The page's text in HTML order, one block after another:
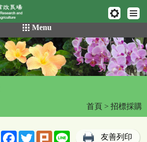
Menu
首頁 > 招標採購
FacebookTwitterPlurk Line 友善列印